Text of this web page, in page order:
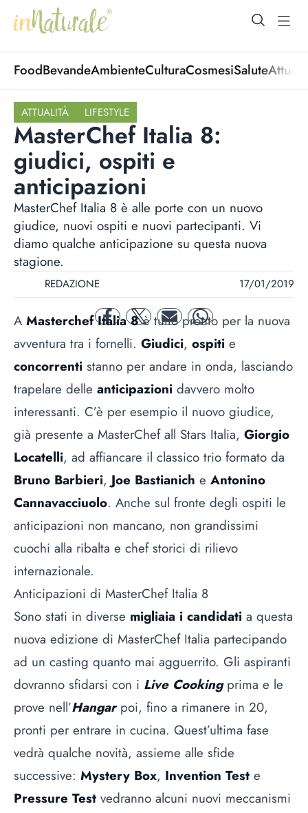
open
FoodBevandeAmbienteCulturaCosmesiSalute
ATTUALITÀ LIFESTYLE
MasterChef Italia 8:
giudici, ospiti e
anticipazioni
MasterChef Italia 8 è alle porte con un nuovo
giudice, nuovi ospiti e nuovi partecipanti. Vi
diamo qualche anticipazione su questa nuova
stagione.
REDAZIONE 17/01/2019
facebooktwitter mail whatsapp
A Masterchef Italia 8è tutto pronto per la nuova
avventura tra i fornelli. Giudici, ospiti e
concorrenti stanno per andare in onda, lasciando
trapelare delle anticipazioni davvero molto
interessanti. C’è per esempio il nuovo giudice,
già presente a MasterChef all Stars Italia, Giorgio
Locatelli, ad affiancare il classico trio formato da
Bruno Barbieri, Joe Bastianich e Antonino
Cannavacciuolo. Anche sul fronte degli ospiti le
anticipazioni non mancano, non grandissimi
cuochi alla ribalta e chef storici di rilievo
internazionale.
Anticipazioni di MasterChef Italia 8
Sono stati in diverse migliaia i candidati a questa
nuova edizione di MasterChef Italia partecipando
ad un casting quanto mai agguerrito. Gli aspiranti
dovranno sfidarsi con i Live Cookingprima e le
prove nell’Hangarpoi, fino a rimanere in 20,
pronti per entrare in cucina. Quest’ultima fase
vedrà qualche novità, assieme alle sfide
successive: Mystery Box, Invention Test e
Pressure Test vedranno alcuni nuovi meccanismi